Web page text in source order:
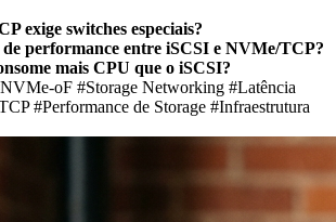
exige switches especiais?
performance entre iSCSI e NVMe/TCP?
mais CPU que o iSCSI?
oF #Storage Networking #Latência
#Performance de Storage #Infraestrutura